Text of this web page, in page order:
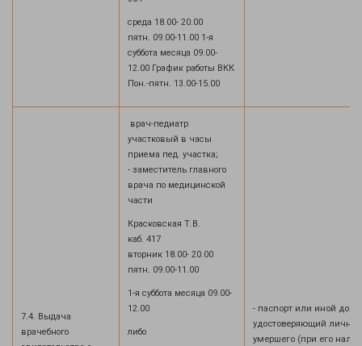
среда 18.00- 20.00
пятн. 09.00-11.00 1-я
суббота месяца 09.00-
12.00 График работы ВКК
Пон.-пятн. 13.00-15.00
7.4. Выдача
врачебного
врач-педиатр
участковый в часы
приема пед. участка;
- заместитель главного
врача по медицинской
части
Красковская Т.В.
каб. 417
вторник 18.00- 20.00
пятн. 09.00-11.00
1-я суббота месяца 09.00-
12.00
либо
- паспорт или иной
удостоверяющий
умершего (при его